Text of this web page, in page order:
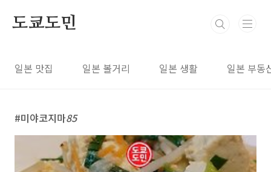
도쿄도민
일본 맛집 일본 볼거리 일본 생활 일본 부동
미야코지마85